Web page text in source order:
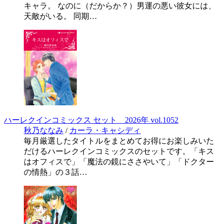
キャラ。 なのに（だからか？）男運の悪い彼女には、
天敵がいる。 同期…
ハーレクインコミックス セット 2026年 vol.1052
秋乃ななみ / カーラ・キャシディ
毎月厳選したタイトルをまとめてお得にお楽しみいた
だけるハーレクインコミックスのセットです。「キス
はオフィスで」「魔法の鏡にささやいて」「ドクター
の情熱」の３話…